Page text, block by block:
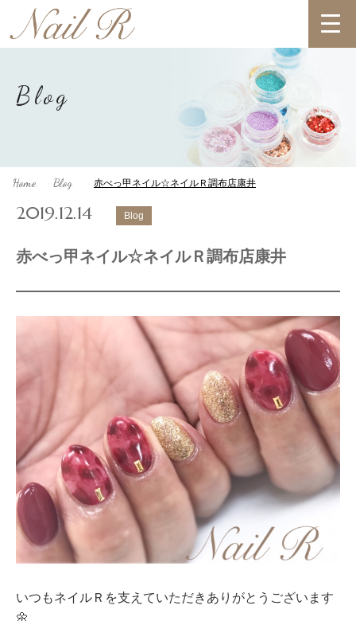
Blog
Home > Blog > 赤べっ甲ネイル☆ネイルＲ調布店康井
2019.12.14 Blog
赤べっ甲ネイル☆ネイルＲ調布店康井
いつもネイルＲを支えていただきありがとうございます
🌼